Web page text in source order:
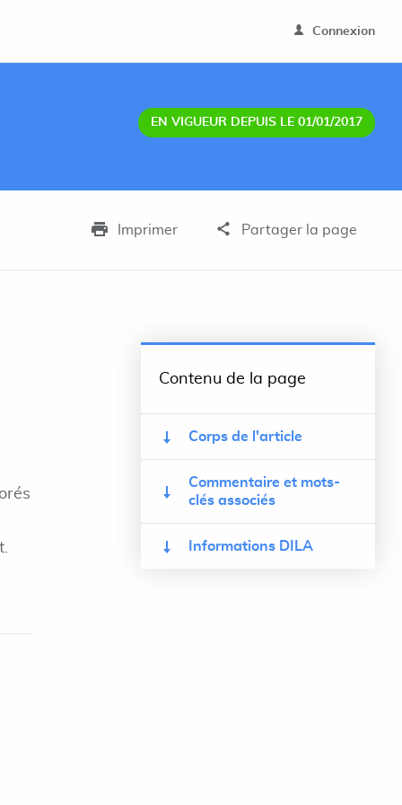
Connexion
EN VIGUEUR DEPUIS LE 01/01/2017
Imprimer Partager la page
Contenu de la page
Corps de l'article
Commentaire et mots-
clés associés
Informations DILA